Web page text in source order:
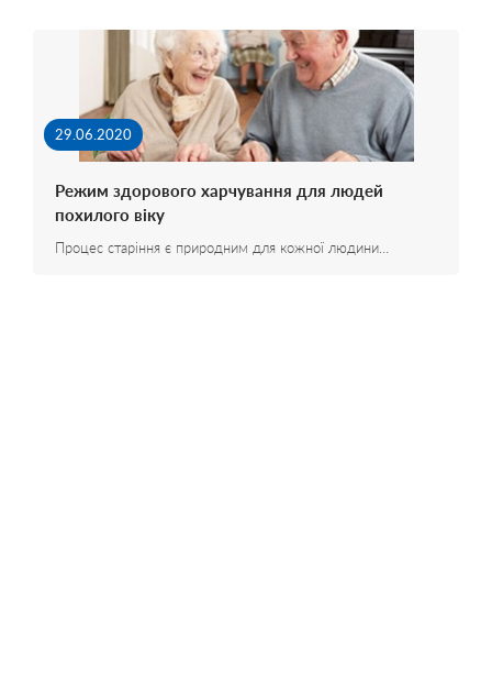
29.06.2020
Режим здорового харчування для людей
похилого віку
Процес старіння є природним для кожної людини…